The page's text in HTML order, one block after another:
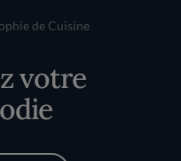
de Cuisine
votre